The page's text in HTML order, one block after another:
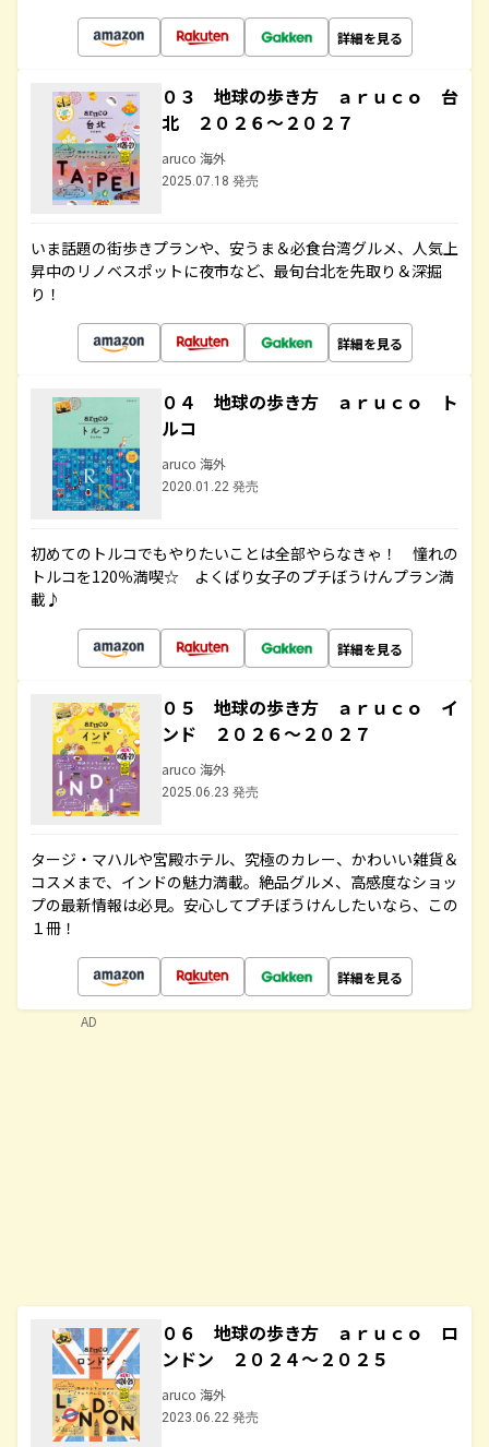
詳細を見る
０３ 地球の歩き方 ａｒｕｃｏ 台
北 ２０２６～２０２７
aruco 海外
2025.07.18 発売
いま話題の街歩きプランや、安うま＆必食台湾グルメ、人気上
昇中のリノベスポットに夜市など、最旬台北を先取り＆深掘
り！
詳細を見る
０４ 地球の歩き方 ａｒｕｃｏ ト
ルコ
aruco 海外
2020.01.22 発売
初めてのトルコでもやりたいことは全部やらなきゃ！ 憧れの
トルコを120％満喫☆ よくばり女子のプチぼうけんプラン満
載♪
詳細を見る
０５ 地球の歩き方 ａｒｕｃｏ イ
ンド ２０２６～２０２７
aruco 海外
2025.06.23 発売
タージ・マハルや宮殿ホテル、究極のカレー、かわいい雑貨＆
コスメまで、インドの魅力満載。絶品グルメ、高感度なショッ
プの最新情報は必見。安心してプチぼうけんしたいなら、この
１冊！
詳細を見る
０６ 地球の歩き方 ａｒｕｃｏ ロ
ンドン ２０２４～２０２５
aruco 海外
2023.06.22 発売
AD